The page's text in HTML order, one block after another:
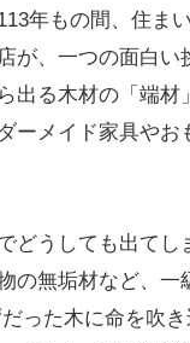
年もの間、住ま
が、一つの面白い
出る木材の「端材
ーメイド家具やお
どうしても出てし
の無垢材など、一
った木に命を吹